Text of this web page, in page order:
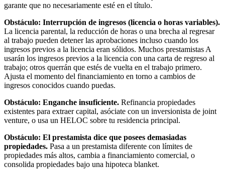
garante que no necesariamente esté en el título.
Obstáculo: Interrupción de ingresos (licencia o horas variables).
La licencia parental, la reducción de horas o una brecha al regresar
al trabajo pueden detener las aprobaciones incluso cuando los
ingresos previos a la licencia eran sólidos. Muchos prestamistas A
usarán los ingresos previos a la licencia con una carta de regreso al
trabajo; otros querrán que estés de vuelta en el trabajo primero.
Ajusta el momento del financiamiento en torno a cambios de
ingresos conocidos cuando puedas.
Obstáculo: Enganche insuficiente. Refinancia propiedades
existentes para extraer capital, asóciate con un inversionista de joint
venture, o usa un HELOC sobre tu residencia principal.
Obstáculo: El prestamista dice que posees demasiadas
propiedades. Pasa a un prestamista diferente con límites de
propiedades más altos, cambia a financiamiento comercial, o
consolida propiedades bajo una hipoteca blanket.